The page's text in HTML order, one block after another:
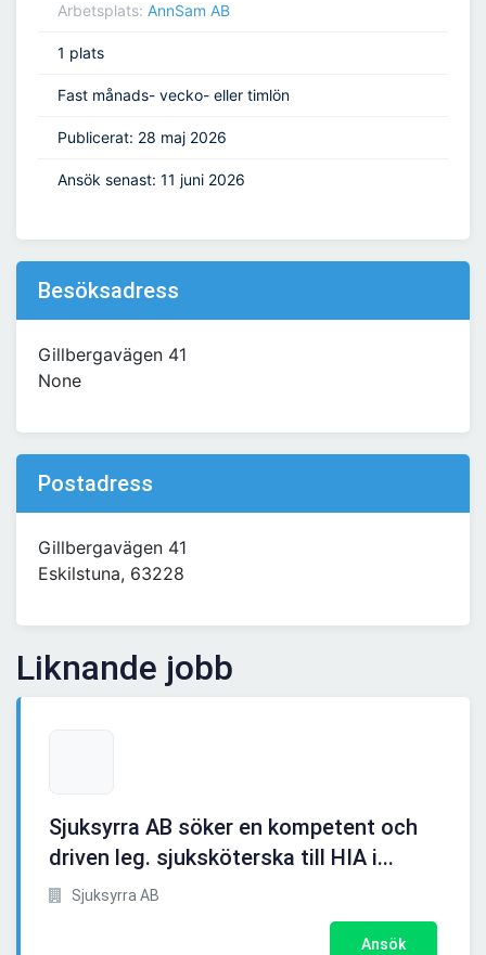
Arbetsplats: AnnSam AB
1 plats
Fast månads- vecko- eller timlön
Publicerat: 28 maj 2026
Ansök senast: 11 juni 2026
Besöksadress
Gillbergavägen 41
None
Postadress
Gillbergavägen 41
Eskilstuna, 63228
Liknande jobb
Sjuksyrra AB söker en kompetent och
driven leg. sjuksköterska till HIA i...
Sjuksyrra AB
Ansök